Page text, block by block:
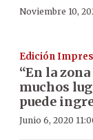
Noviembre 10,
Edición
“En la
muchos
puede
Junio 6, 2020